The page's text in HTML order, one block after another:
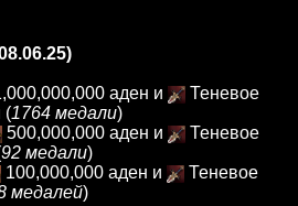
аден и
Теневое
(1764 медали)
500,000,000 аден и
Теневое
92 медали)
100,000,000 аден и
Теневое
медалей)